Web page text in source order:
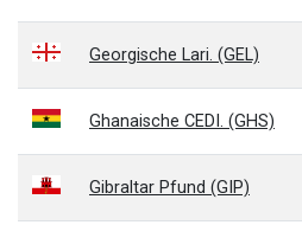
Georgische Lari. (GEL)
Ghanaische CEDI. (GHS)
Gibraltar Pfund (GIP)